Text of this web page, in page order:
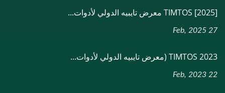
[2025] TIMTOS معرض تايبيه الدولي لأدوات...
27 Feb, 2025
TIMTOS 2023 (معرض تايبيه الدولي لأدوات...
22 Feb, 2023